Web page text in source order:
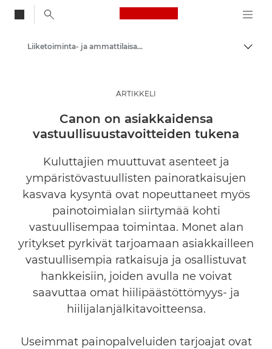
Canon Logo, back
Ajankohtaista
Liiketoiminta- ja ammattilaisartikkelit
ARTIKKELI
Canon on asiakkaidensa
vastuullisuustavoitteiden tukena
Kuluttajien muuttuvat asenteet ja
ympäristövastuullisten painoratkaisujen
kasvava kysyntä ovat nopeuttaneet myös
painotoimialan siirtymää kohti
vastuullisempaa toimintaa. Monet alan
yritykset pyrkivät tarjoamaan asiakkailleen
vastuullisempia ratkaisuja ja osallistuvat
hankkeisiin, joiden avulla ne voivat
saavuttaa omat hiilipäästöttömyys- ja
hiilijalanjälkitavoitteensa.
Useimmat painopalveluiden tarjoajat ovat